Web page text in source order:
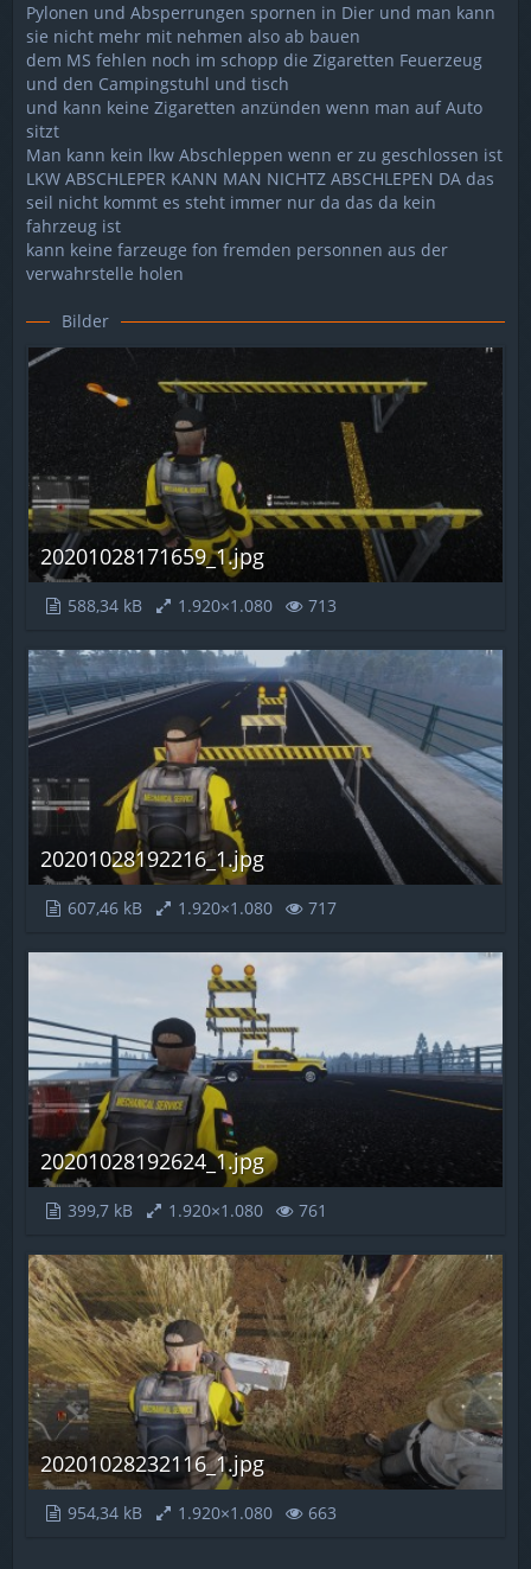
Pylonen und Absperrungen spornen in Dier und man kann
sie nicht mehr mit nehmen also ab bauen
dem MS fehlen noch im schopp die Zigaretten Feuerzeug
und den Campingstuhl und tisch
und kann keine Zigaretten anzünden wenn man auf Auto
sitzt
Man kann kein lkw Abschleppen wenn er zu geschlossen ist
LKW ABSCHLEPER KANN MAN NICHTZ ABSCHLEPEN DA das
seil nicht kommt es steht immer nur da das da kein
fahrzeug ist
kann keine farzeuge fon fremden personnen aus der
verwahrstelle holen
Bilder
20201028171659_1.jpg
588,34 kB 1.920×1.080 713
20201028192216_1.jpg
607,46 kB 1.920×1.080 717
20201028192624_1.jpg
399,7 kB 1.920×1.080 761
20201028232116_1.jpg
954,34 kB 1.920×1.080 663